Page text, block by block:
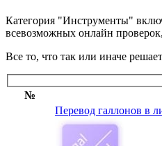
Категория "Инструменты"
всевозможных онлайн
Все то, что так или иначе
№
Перевод галлонов в